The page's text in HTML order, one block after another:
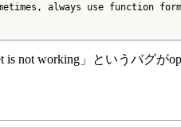
always use function form
is not working」というバグ